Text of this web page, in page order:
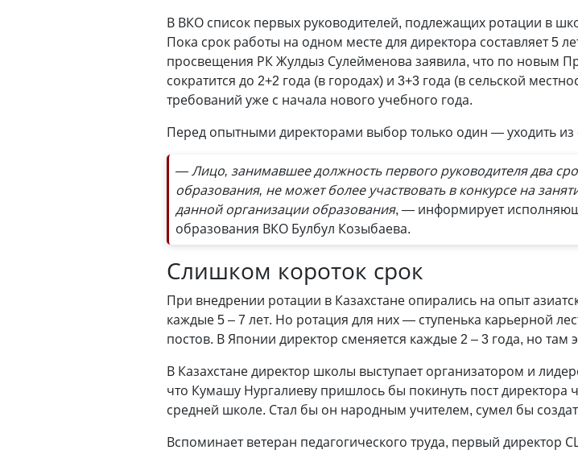
В ВКО список первых руководителей, подлежащих ротации в
Пока срок работы на одном месте для директора составляет 5
просвещения РК Жулдыз Сулейменова заявила, что по новым
сократится до 2+2 года (в городах) и 3+3 года (в сельской
требований уже с начала нового учебного года.
Перед опытными директорами выбор только один — уходить
— Лицо, занимавшее должность первого руководителя два
образования, не может более участвовать в конкурсе на
данной организации образования, — информирует
образования ВКО Булбул Козыбаева.
Слишком короток срок
При внедрении ротации в Казахстане опирались на опыт
каждые 5 – 7 лет. Но ротация для них — ступенька карьерной
постов. В Японии директор сменяется каждые 2 – 3 года, но там
В Казахстане директор школы выступает организатором и
что Кумашу Нургалиеву пришлось бы покинуть пост директора
средней школе. Стал бы он народным учителем, сумел бы
Вспоминает ветеран педагогического труда, первый директор